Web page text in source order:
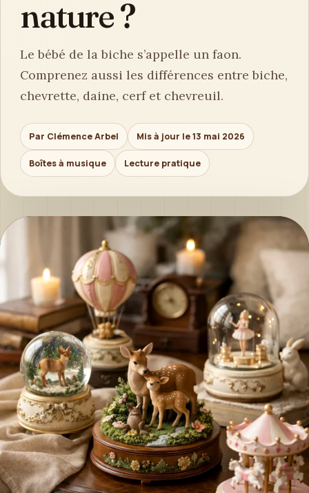
nature ?
Le bébé de la biche s’appelle un faon.
Comprenez aussi les différences entre biche,
chevrette, daine, cerf et chevreuil.
Par Clémence Arbel Mis à jour le 13 mai 2026
Boîtes à musique Lecture pratique